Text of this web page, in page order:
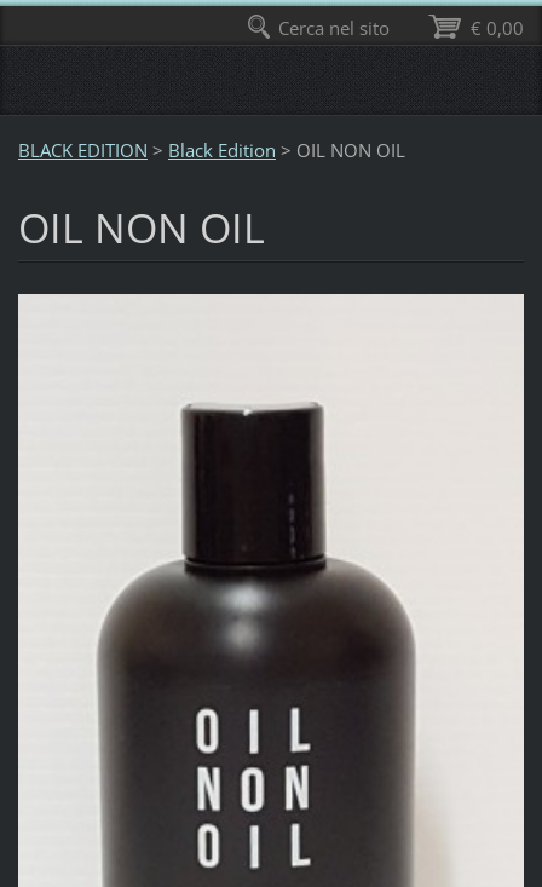
BLACK EDITION > Black Edition > OIL NON OIL
OIL NON OIL
€ 0,00
Cerca nel sito